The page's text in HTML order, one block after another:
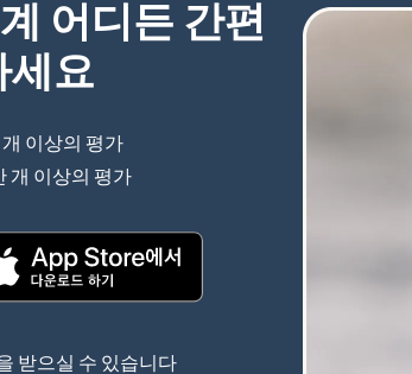
어디든 간편
세요
이상의 평가
개 이상의 평가
받으실 수 있습니다